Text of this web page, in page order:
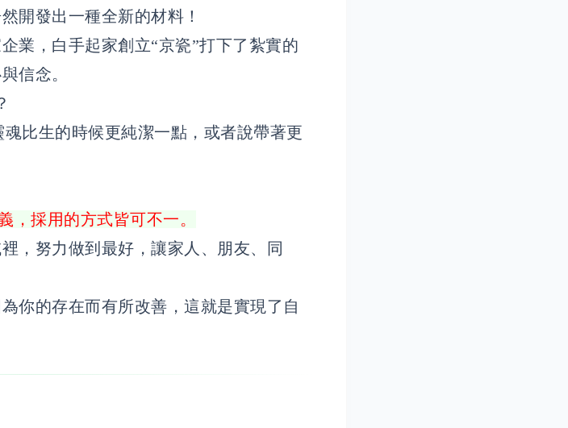
開發出一種全新的材料！
業，白手起家創立“京瓷”打下了紮實的
信念。
比生的時候更純潔一點，或者說帶著更
，採用的方式皆可不一。
，努力做到最好，讓家人、朋友、同
你的存在而有所改善，這就是實現了自